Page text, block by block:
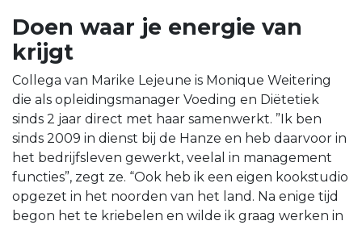
Doen waar je energie van
krijgt
Collega van Marike Lejeune is Monique Weitering
die als opleidingsmanager Voeding en Diëtetiek
sinds 2 jaar direct met haar samenwerkt. ”Ik ben
sinds 2009 in dienst bij de Hanze en heb daarvoor in
het bedrijfsleven gewerkt, veelal in management
functies”, zegt ze. “Ook heb ik een eigen kookstudio
opgezet in het noorden van het land. Na enige tijd
begon het te kriebelen en wilde ik graag werken in